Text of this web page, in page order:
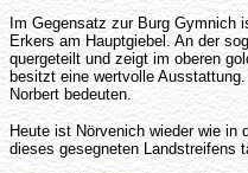
Im Gegensatz zur Burg Gymnich
Erkers am Hauptgiebel. An der
quergeteilt und zeigt im oberen
besitzt eine wertvolle
Norbert bedeuten.
Heute ist Nörvenich wieder wie
dieses gesegneten Landstreifens